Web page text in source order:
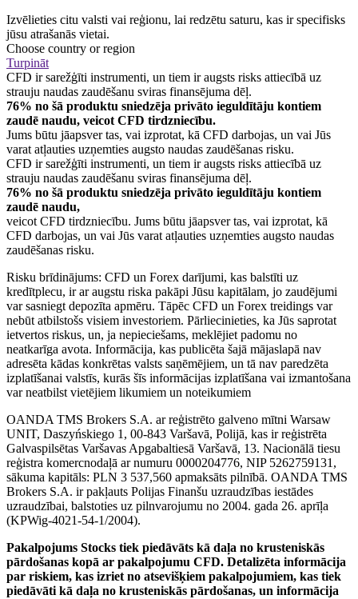
Izvēlieties citu valsti vai reģionu, lai redzētu saturu, kas ir specifisks
jūsu atrašanās vietai.
Choose country or region
Turpināt
CFD ir sarežģīti instrumenti, un tiem ir augsts risks attiecībā uz
strauju naudas zaudēšanu sviras finansējuma dēļ.
76% no šā produktu sniedzēja privāto ieguldītāju kontiem
zaudē naudu, veicot CFD tirdzniecību.
Jums būtu jāapsver tas, vai izprotat, kā CFD darbojas, un vai Jūs
varat atļauties uzņemties augsto naudas zaudēšanas risku.
CFD ir sarežģīti instrumenti, un tiem ir augsts risks attiecībā uz
strauju naudas zaudēšanu sviras finansējuma dēļ.
76% no šā produktu sniedzēja privāto ieguldītāju kontiem
zaudē naudu,
veicot CFD tirdzniecību. Jums būtu jāapsver tas, vai izprotat, kā
CFD darbojas, un vai Jūs varat atļauties uzņemties augsto naudas
zaudēšanas risku.
Risku brīdinājums: CFD un Forex darījumi, kas balstīti uz
kredītplecu, ir ar augstu riska pakāpi Jūsu kapitālam, jo zaudējumi
var sasniegt depozīta apmēru. Tāpēc CFD un Forex treidings var
nebūt atbilstošs visiem investoriem. Pārliecinieties, ka Jūs saprotat
ietvertos riskus, un, ja nepieciešams, meklējiet padomu no
neatkarīga avota. Informācija, kas publicēta šajā mājaslapā nav
adresēta kādas konkrētas valsts saņēmējiem, un tā nav paredzēta
izplatīšanai valstīs, kurās šīs informācijas izplatīšana vai izmantošana
var neatbilst vietējiem likumiem un noteikumiem
OANDA TMS Brokers S.A. ar reģistrēto galveno mītni Warsaw
UNIT, Daszyńskiego 1, 00-843 Varšavā, Polijā, kas ir reģistrēta
Galvaspilsētas Varšavas Apgabaltiesā Varšavā, 13. Nacionālā tiesu
reģistra komercnodaļā ar numuru 0000204776, NIP 5262759131,
sākuma kapitāls: PLN 3 537,560 apmaksāts pilnībā. OANDA TMS
Brokers S.A. ir pakļauts Polijas Finanšu uzraudzības iestādes
uzraudzībai, balstoties uz pilnvarojumu no 2004. gada 26. aprīļa
(KPWig-4021-54-1/2004).
Pakalpojums Stocks tiek piedāvāts kā daļa no krusteniskās
pārdošanas kopā ar pakalpojumu CFD. Detalizēta informācija
par riskiem, kas izriet no atsevišķiem pakalpojumiem, kas tiek
piedāvāti kā daļa no krusteniskās pārdošanas, un informācija